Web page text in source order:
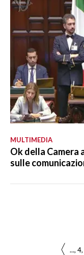
MULTIMEDIA
Ok della Camera
sulle
... 4